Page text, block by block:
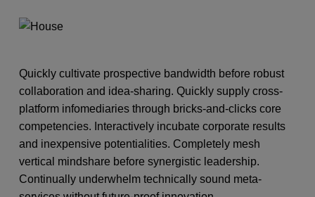
Quickly cultivate prospective bandwidth before robust
collaboration and idea-sharing. Quickly supply cross-
platform infomediaries through bricks-and-clicks core
competencies. Interactively incubate corporate results
and inexpensive potentialities. Completely mesh
vertical mindshare before synergistic leadership.
Continually underwhelm technically sound meta-